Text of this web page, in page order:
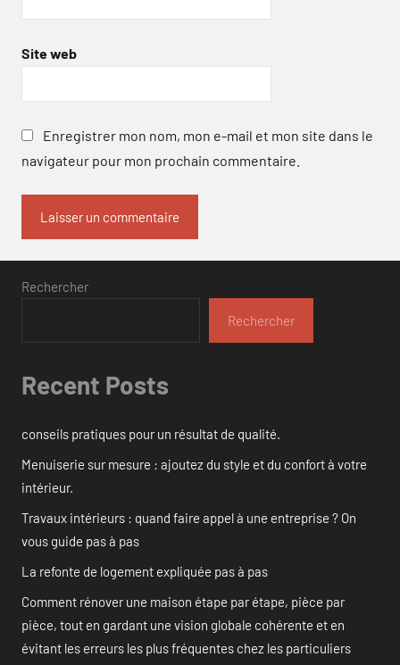
Site web
Enregistrer mon nom, mon e-mail et mon site dans le
navigateur pour mon prochain commentaire.
Rechercher
Rechercher
Recent Posts
conseils pratiques pour un résultat de qualité.
Menuiserie sur mesure : ajoutez du style et du confort à votre
intérieur.
Travaux intérieurs : quand faire appel à une entreprise ? On
vous guide pas à pas
La refonte de logement expliquée pas à pas
Comment rénover une maison étape par étape, pièce par
pièce, tout en gardant une vision globale cohérente et en
évitant les erreurs les plus fréquentes chez les particuliers